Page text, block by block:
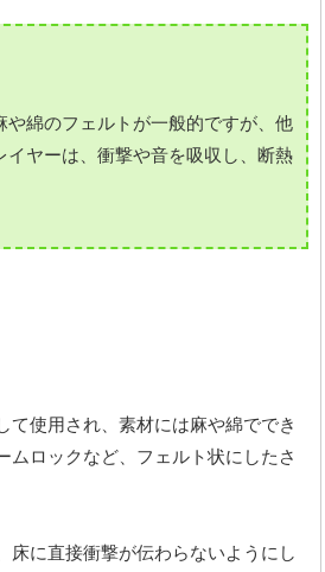
綿のフェルトが一般的ですが、他
ヤーは、衝撃や音を吸収し、断熱
て使用され、素材には麻や綿ででき
ロックなど、フェルト状にしたさ
床に直接衝撃が伝わらないようにし